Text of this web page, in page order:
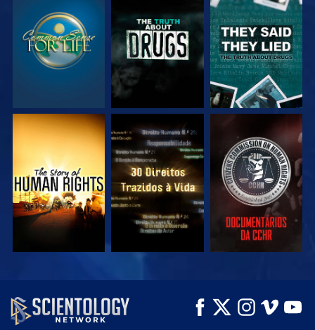
VEJA VEJA VEJA
VEJA VEJA VEJA
VEJA EXPLORE A SÉRIE